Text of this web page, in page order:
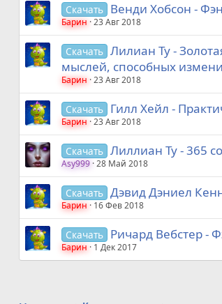
Скачать Венди Хобсон -
Барин 23 Авг 2018
Скачать Лилиан Ту -
мыслей, способных
Барин 23 Авг 2018
Скачать Гилл Хейл -
Барин 23 Авг 2018
Скачать Лиллиан Ту - 365
Asy999 28 Май 2018
Скачать Дэвид Дэниел
Барин 16 Фев 2018
Скачать Ричард Вебстер -
Барин 1 Дек 2017